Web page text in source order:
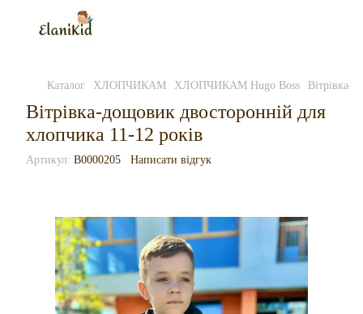
Каталог ХЛОПЧИКАМ ХЛОПЧИКАМ Hugo Boss Вітрівка-
Вітрівка-дощовик двосторонній для
хлопчика 11-12 років
Артикул: B0000205 Написати відгук